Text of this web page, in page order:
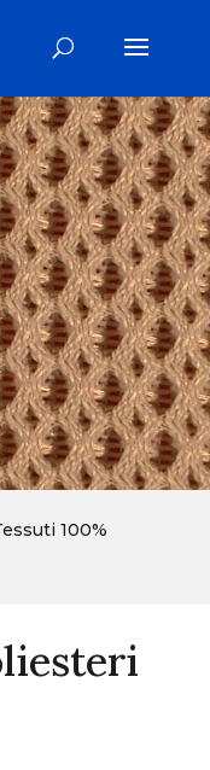
100%